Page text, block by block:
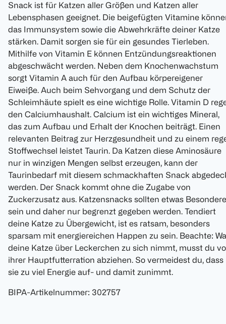
Snack ist für Katzen aller Größen und Katzen aller
Lebensphasen geeignet. Die beigefügten Vitamine
das Immunsystem sowie die Abwehrkräfte deiner Katze
stärken. Damit sorgen sie für ein gesundes Tierleben.
Mithilfe von Vitamin E können Entzündungsreaktionen
abgeschwächt werden. Neben dem Knochenwachstum
sorgt Vitamin A auch für den Aufbau körpereigener
Eiweiße. Auch beim Sehvorgang und dem Schutz der
Schleimhäute spielt es eine wichtige Rolle. Vitamin D
den Calciumhaushalt. Calcium ist ein wichtiges Mineral,
das zum Aufbau und Erhalt der Knochen beiträgt. Einen
relevanten Beitrag zur Herzgesundheit und zu einem
Stoffwechsel leistet Taurin. Da Katzen diese Aminosäure
nur in winzigen Mengen selbst erzeugen, kann der
Taurinbedarf mit diesem schmackhaften Snack
werden. Der Snack kommt ohne die Zugabe von
Zuckerzusatz aus. Katzensnacks sollten etwas
sein und daher nur begrenzt gegeben werden. Tendiert
deine Katze zu Übergewicht, ist es ratsam, besonders
sparsam mit energiereichen Happen zu sein. Beachte:
deine Katze über Leckerchen zu sich nimmt, musst du
ihrer Hauptfutterration abziehen. So vermeidest du, dass
sie zu viel Energie auf- und damit zunimmt.
BIPA-Artikelnummer: 302757